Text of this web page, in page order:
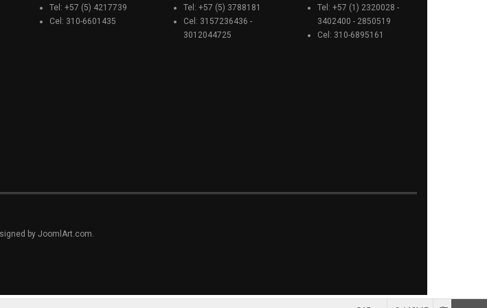
Tel: +57 (5) 4217739
Cel: 310-6601435
Tel: +57 (5) 3788181
Cel: 3157236436 -
3012044725
Tel: +57 (1) 2320028 -
3402400 - 2850519
Cel: 310-6895161
by JoomlArt.com.